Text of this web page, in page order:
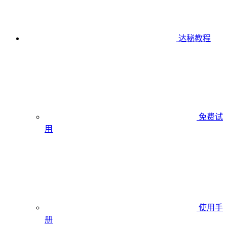
达秘教程
免费试
用
使用手
册